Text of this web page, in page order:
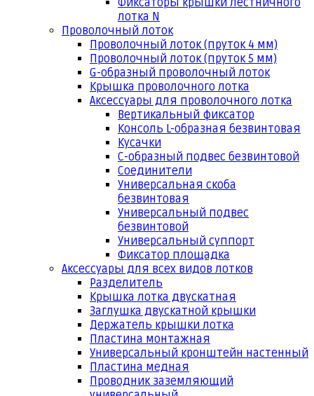
Фиксаторы крышки лестничного
лотка N
Проволочный лоток
Проволочный лоток (пруток 4 мм)
Проволочный лоток (пруток 5 мм)
G-образный проволочный лоток
Крышка проволочного лотка
Аксессуары для проволочного лотка
Вертикальный фиксатор
Консоль L-образная безвинтовая
Кусачки
С-образный подвес безвинтовой
Соединители
Универсальная скоба
безвинтовая
Универсальный подвес
безвинтовой
Универсальный суппорт
Фиксатор площадка
Аксессуары для всех видов лотков
Разделитель
Крышка лотка двускатная
Заглушка двускатной крышки
Держатель крышки лотка
Пластина монтажная
Универсальный кронштейн настенный
Пластина медная
Проводник заземляющий